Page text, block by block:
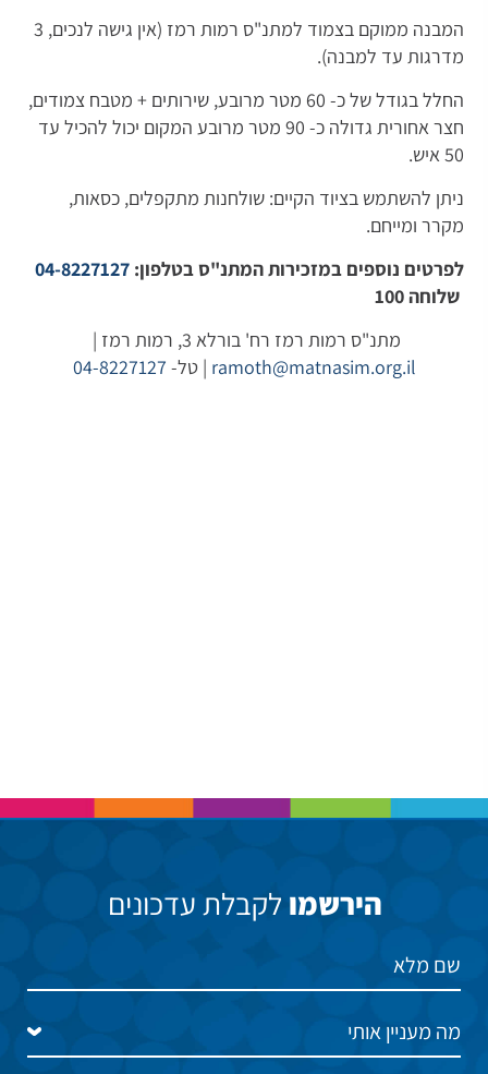
המבנה ממוקם בצמוד למתנ"ס רמות רמז (אין גישה לנכים, 3
מדרגות עד למבנה).
החלל בגודל של כ- 60 מטר מרובע, שירותים + מטבח צמודים,
חצר אחורית גדולה כ- 90 מטר מרובע המקום יכול להכיל עד
50 איש.
ניתן להשתמש בציוד הקיים: שולחנות מתקפלים, כסאות,
מקרר ומייחם.
לפרטים נוספים במזכירות המתנ"ס בטלפון: 04-8227127
שלוחה 100
מתנ"ס רמות רמז רח' בורלא 3, רמות רמז |
ramoth@matnasim.org.il | טל- 04-8227127
הירשמו לקבלת עדכונים